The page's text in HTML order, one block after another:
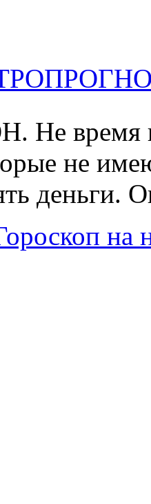
Не время
не
деньги.
на